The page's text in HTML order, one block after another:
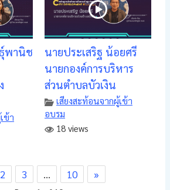
พานิช
ข้า
นายประเสริฐ น้อยศรี
นายกองค์การบริหาร
ส่วนตำบลบัวเงิน
เสียงสะท้อนจากผู้เข้า
อบรม
18 views
2 3 … 10 »